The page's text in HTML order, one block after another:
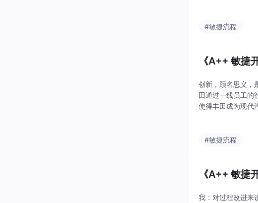
#敏捷流程
《A++ 敏捷
创新，顾名思义，
田通过一线员工的
使得丰田成为现代
#敏捷流程
《A++ 敏捷
我：对过程改进来